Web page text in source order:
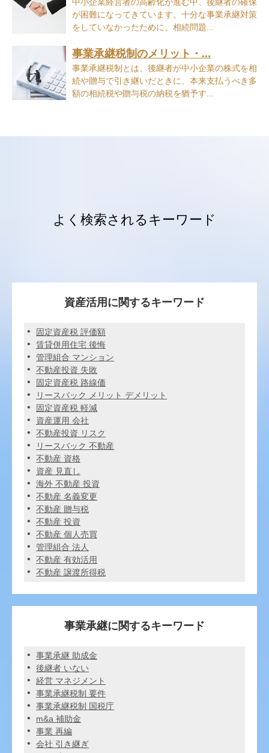
が困難になってきています。十分な事業承継対策
をしていなかったために、相続問題...
事業承継税制のメリット・...
事業承継税制とは、後継者が中小企業の株式を相
続や贈与で引き継いだときに、本来支払うべき多
額の相続税や贈与税の納税を猶予す...
よく検索されるキーワード
資産活用に関するキーワード
固定資産税 評価額
賃貸併用住宅 後悔
管理組合 マンション
不動産投資 失敗
固定資産税 路線価
リースバック メリット デメリット
固定資産税 軽減
資産運用 会社
不動産投資 リスク
リースバック 不動産
不動産 資格
資産 見直し
海外 不動産 投資
不動産 名義変更
不動産 贈与税
不動産 投資
不動産 個人売買
管理組合 法人
不動産 有効活用
不動産 譲渡所得税
事業承継に関するキーワード
事業承継 助成金
後継者 いない
経営 マネジメント
事業承継税制 要件
事業承継税制 国税庁
m&a 補助金
事業 再編
会社 引き継ぎ